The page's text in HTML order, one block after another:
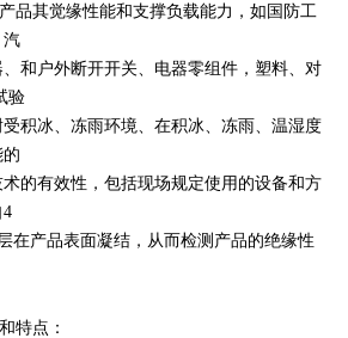
品其觉缘性能和支撑负载能力，如国防工
汽
和户外断开开关、电器零组件，塑料、对
验
受积冰、冻雨环境、在积冰、冻雨、温湿度
的有效性，包括现场规定使用的设备和方
4
在产品表面凝结，从而检测产品的绝缘性
特点：